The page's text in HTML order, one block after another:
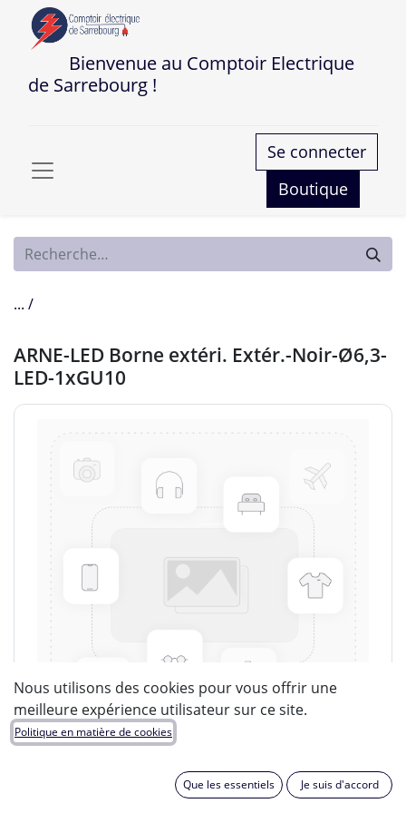
Bienvenue au Comptoir Electrique
de Sarrebourg !
Se connecter
Boutique
... /
ARNE-LED Borne extéri. Extér.-Noir-Ø6,3-
LED-1xGU10
Nous utilisons des cookies pour vous offrir une
meilleure expérience utilisateur sur ce site.
Politique en matière de cookies
Que les essentiels Je suis d'accord